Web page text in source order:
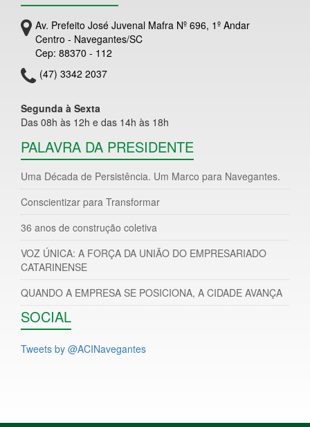
Av. Prefeito José Juvenal Mafra Nº 696, 1º Andar
Centro - Navegantes/SC
Cep: 88370 - 112
(47) 3342 2037
Segunda à Sexta
Das 08h às 12h e das 14h às 18h
PALAVRA DA PRESIDENTE
Uma Década de Persistência. Um Marco para Navegantes.
Conscientizar para Transformar
36 anos de construção coletiva
VOZ ÚNICA: A FORÇA DA UNIÃO DO EMPRESARIADO
CATARINENSE
QUANDO A EMPRESA SE POSICIONA, A CIDADE AVANÇA
SOCIAL
Tweets by @ACINavegantes